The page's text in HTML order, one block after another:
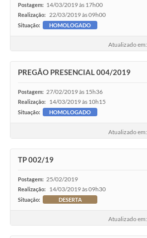
Postagem: 14/03/2019 às 17h00
Realização: 22/03/2019 às 09h00
Situação: HOMOLOGADO
Atualizado
PREGÃO PRESENCIAL 004/2019
Postagem: 27/02/2019 às 15h36
Realização: 14/03/2019 às 10h15
Situação: HOMOLOGADO
Atualizado
TP 002/19
Postagem: 25/02/2019
Realização: 14/03/2019 às 09h30
Situação: DESERTA
Atualizado